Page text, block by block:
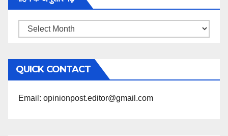
महिने
अनुसार
पढ़ें
QUICK CONTACT
Email: opinionpost.editor@gmail.com